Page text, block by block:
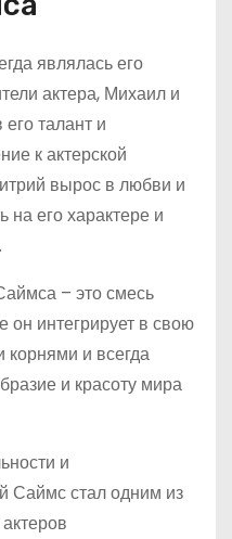
являлась его
актера, Михаил и
талант и
к актерской
вырос в любви и
на его характере и
– это смесь
он интегрирует в свою
корнями и всегда
и красоту мира
и
Саймс стал одним из